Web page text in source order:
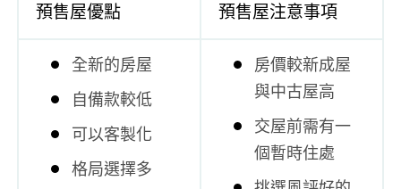
預售屋優點 預售屋注意事項
全新的房屋
自備款較低
可以客製化
格局選擇多
房價較新成屋
與中古屋高
交屋前需有一
個暫時住處